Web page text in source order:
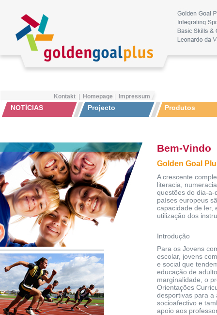
Kontakt Homepage Impressum
NOTÍCIAS Projecto Produtos
Bem-Vindo
Golden Goal
A crescente
literacia,
questões do dia-a-
países europeus
capacidade de ler,
utilização dos
Introdução
Para os Jovens
escolar, jovens
e social que
educação de
marginalidade, o
Orientações
desportivas para a
socioafectivo e
apoio aos